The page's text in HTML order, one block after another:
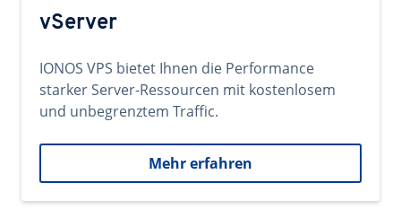
vServer
IONOS VPS bietet Ihnen die Performance
starker Server-Ressourcen mit kostenlosem
und unbegrenztem Traffic.
Mehr erfahren